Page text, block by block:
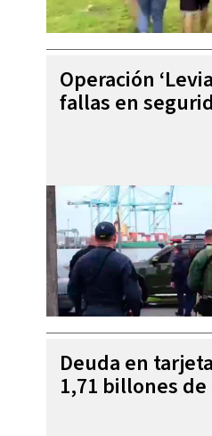
Operación
fallas en
Deuda en
1,71 billones